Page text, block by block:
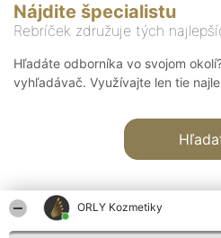
ORLY Kozmetiky
Nájdite špecialistu
Rebríček združuje tých
Hľadáte odborníka vo svojom
vyhľadávač. Využívajte len tie